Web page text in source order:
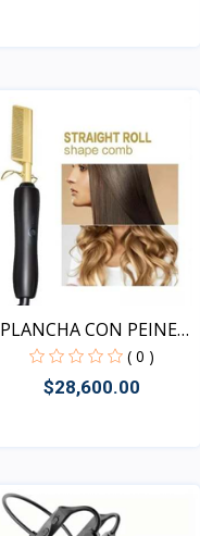
PLANCHA CON PEINE
M-SS...
( 0 )
$28,600.00